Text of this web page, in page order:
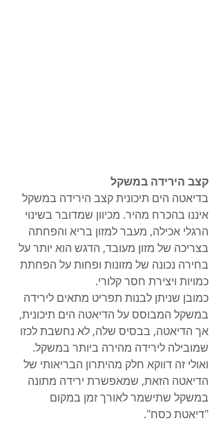
קצב הירידה במשקל
בדיאטה הים תיכונית קצב הירידה במשקל
איננו בהכרח מהיר. מכיוון שמדובר בשינוי
הרגלי אכילה, מעבר למזון בריא והפחתה
בצריכה של מזון מעובד, הדגש הוא יותר על
בחירה נכונה של מזונות ופחות על הפחתת
כמויות ויצירת חסר קלורי.
כמובן שניתן לבנות תפריט מתאים לירידה
במשקל המבוסס על הדיאטה הים תיכונית,
אך הדיאטה, בבסיס שלה, לא נחשבת לכזו
שמובילה לירידה מהירה ביותר במשקל.
ואולי זה דווקא חלק מהיתרון הבריאותי של
הדיאטה הזאת, שמאפשרת ירידה מתונה
במשקל שתישמר לאורך זמן במקום
"דיאטת כסח".